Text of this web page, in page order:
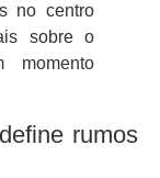
no centro
sobre o
momento
rumos